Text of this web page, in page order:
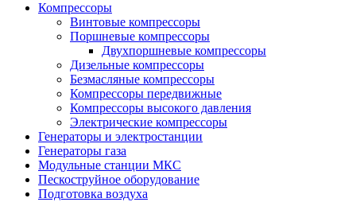
Компрессоры
Винтовые компрессоры
Поршневые компрессоры
Двухпоршневые компрессоры
Дизельные компрессоры
Безмасляные компрессоры
Компрессоры передвижные
Компрессоры высокого давления
Электрические компрессоры
Генераторы и электростанции
Генераторы газа
Модульные станции МКС
Пескоструйное оборудование
Подготовка воздуха